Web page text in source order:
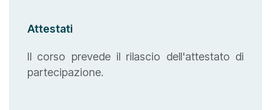
Attestati
Il corso prevede il rilascio dell'attestato di
partecipazione.